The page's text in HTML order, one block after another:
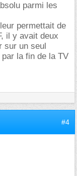
parmi les
permettait de
il y avait deux
sur un seul
la fin de la TV
#4